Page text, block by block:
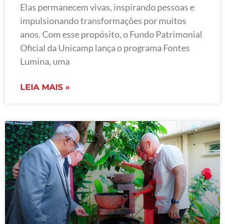
Elas permanecem vivas, inspirando pessoas e
impulsionando transformações por muitos
anos. Com esse propósito, o Fundo Patrimonial
Oficial da Unicamp lança o programa Fontes
Lumina, uma
LEIA MAIS »